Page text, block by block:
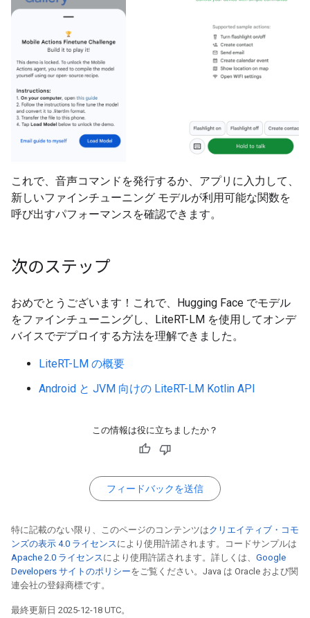
これで、音声コマンドを発行するか、アプリに入力して、
新しいファインチューニング モデルが利用可能な関数を
呼び出すパフォーマンスを確認できます。
次のステップ
おめでとうございます！これで、Hugging Face でモデル
をファインチューニングし、LiteRT-LM を使用してオンデ
バイスでデプロイする方法を理解できました。
LiteRT-LM の概要
Android と JVM 向けの LiteRT-LM Kotlin API
この情報は役に立ちましたか？
フィードバックを送信
特に記載のない限り、このページのコンテンツはクリエイティブ・コモ
ンズの表示 4.0 ライセンスにより使用許諾されます。コードサンプルは
Apache 2.0 ライセンスにより使用許諾されます。詳しくは、 Google
Developers サイトのポリシーをご覧ください。Java は Oracle および関
連会社の登録商標です。
最終更新日 2025-12-18 UTC。